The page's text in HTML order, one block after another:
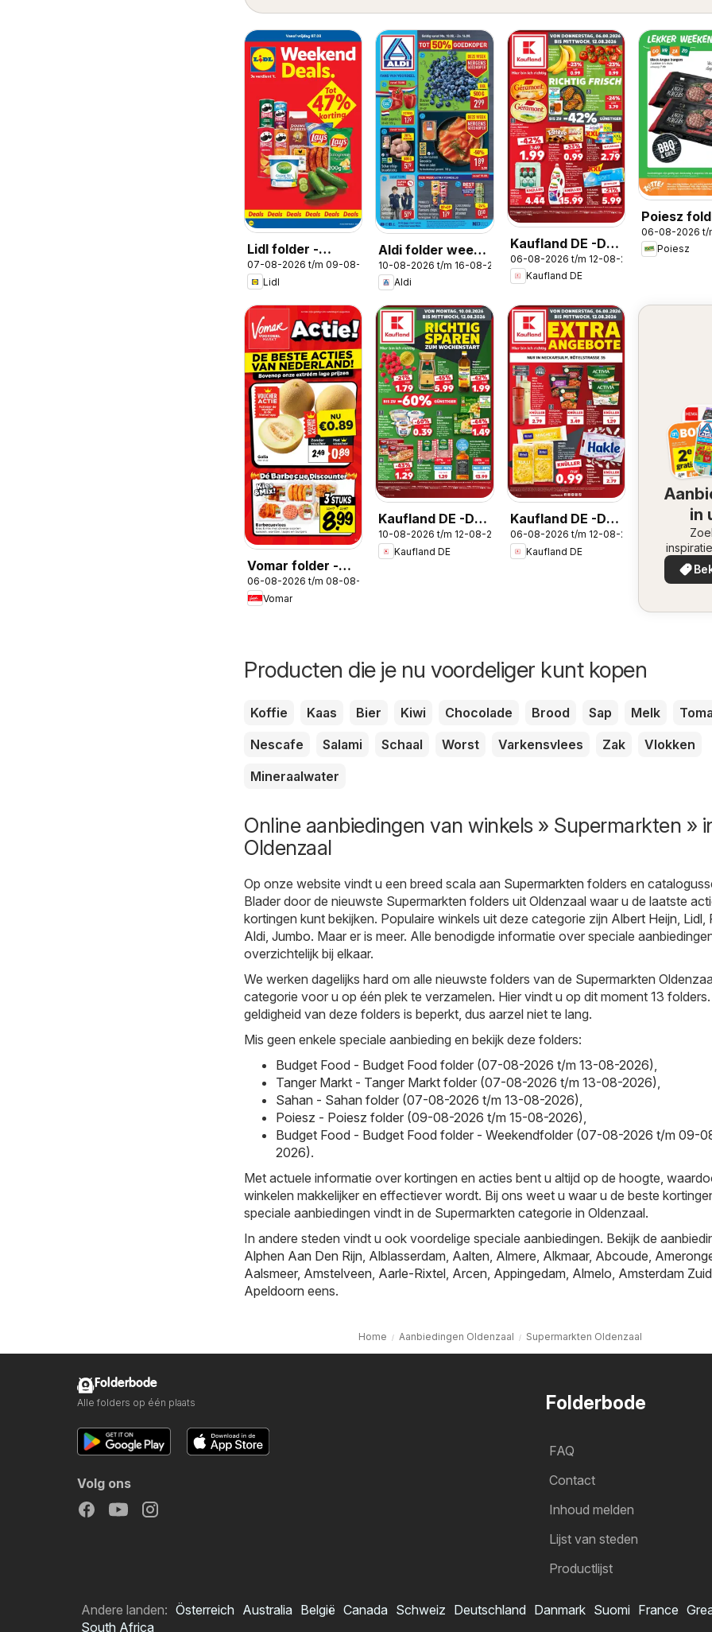
Lidl folder -
Weekenddeals
07-08-2026 t/m 09-08-2026
Lidl
Aldi folder week
33
10-08-2026 t/m 16-08-2026
Aldi
Kaufland DE -DE
Folder
06-08-2026 t/m 12-08-2026
Kaufland DE
Poiesz
06-08-2026 t/
Poiesz
Vomar folder -
Weekend folder
06-08-2026 t/m 08-08-2026
Vomar
Kaufland DE -DE
Folder
10-08-2026 t/m 12-08-2026
Kaufland DE
Kaufland DE -DE
Folder
06-08-2026 t/m 12-08-2026
Kaufland DE
in
de
in uw
Producten die je nu voordeliger kunt kopen
Koffie Kaas Bier Kiwi Chocolade Brood Sap Melk
Nescafe
Salami Schaal Worst Varkensvlees Zak
Vlokken
Mineraalwater
Online aanbiedingen van winkels » Supermarkten »
Oldenzaal
Op onze website vindt u een breed scala aan Supermarkten folders en
Blader door de nieuwste Supermarkten folders uit Oldenzaal waar u de laatste
kortingen kunt bekijken. Populaire winkels uit deze categorie zijn Albert Heijn, Lidl,
Aldi, Jumbo. Maar er is meer. Alle benodigde informatie over speciale
overzichtelijk bij elkaar.
We werken dagelijks hard om alle nieuwste folders van de Supermarkten
categorie voor u op één plek te verzamelen. Hier vindt u op dit moment 13
geldigheid van deze folders is beperkt, dus aarzel niet te lang.
Mis geen enkele speciale aanbieding en bekijk deze folders:
Budget Food - Budget Food folder (07-08-2026 t/m 13-08-2026),
Tanger Markt - Tanger Markt folder (07-08-2026 t/m 13-08-2026),
Sahan - Sahan folder (07-08-2026 t/m 13-08-2026),
Poiesz - Poiesz folder (09-08-2026 t/m 15-08-2026),
Budget Food - Budget Food folder - Weekendfolder (07-08-2026 t/m 09-
2026).
Met actuele informatie over kortingen en acties bent u altijd op de hoogte,
winkelen makkelijker en effectiever wordt. Bij ons weet u waar u de beste
speciale aanbiedingen vindt in de Supermarkten categorie in Oldenzaal.
In andere steden vindt u ook voordelige speciale aanbiedingen. Bekijk de
Alphen Aan Den Rijn, Alblasserdam, Aalten, Almere, Alkmaar, Abcoude,
Aalsmeer, Amstelveen, Aarle-Rixtel, Arcen, Appingedam, Almelo, Amsterdam
Apeldoorn eens.
Home Aanbiedingen Oldenzaal Supermarkten Oldenzaal
Folderbode
FAQ
Contact
Inhoud melden
Lijst van steden
Productlijst
Folderbode
Alle folders op één plaats
Volg ons
Andere landen: Österreich Australia België Canada Schweiz Deutschland Danmark Suomi France
South Africa